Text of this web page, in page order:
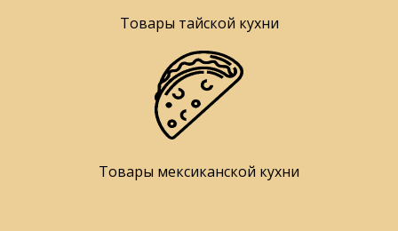
Товары тайской кухни
Товары мексиканской кухни